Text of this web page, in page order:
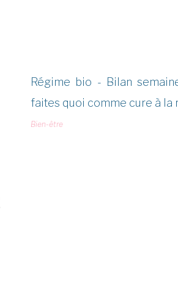
Régime bio - Bilan
faites quoi comme cure à la
Bien-être